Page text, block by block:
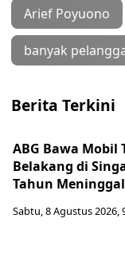
Arief Poyuono
banyak
Berita Terkini
ABG Bawa Mobil
Belakang di
Tahun Meninggal
Sabtu, 8 Agustus 2026,